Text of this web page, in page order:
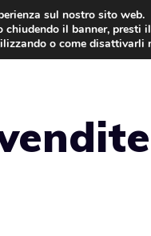
sul nostro sito web.
il banner, presti
o come disattivarli